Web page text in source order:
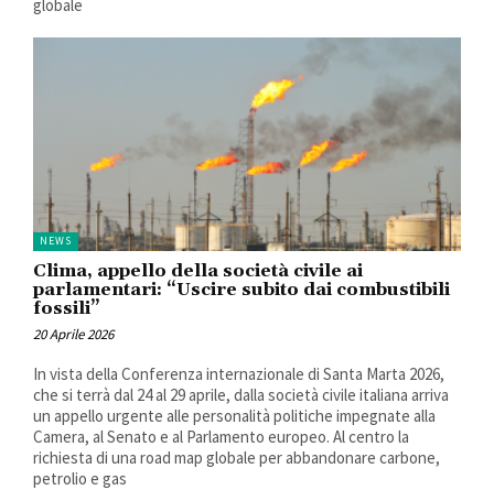
globale
NEWS
Clima, appello della società civile ai
parlamentari: “Uscire subito dai combustibili
fossili”
20 Aprile 2026
In vista della Conferenza internazionale di Santa Marta 2026,
che si terrà dal 24 al 29 aprile, dalla società civile italiana arriva
un appello urgente alle personalità politiche impegnate alla
Camera, al Senato e al Parlamento europeo. Al centro la
richiesta di una road map globale per abbandonare carbone,
petrolio e gas